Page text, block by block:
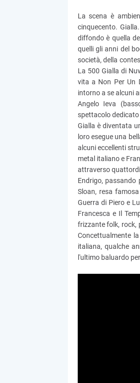
La scena è
cinquecento.
diffondo è quella
quelli gli anni del
società, della
La 500 Gialla di
vita a Non Per Un
intorno a se alcuni
Angelo Ieva
spettacolo
Gialla è diventata
loro esegue una
alcuni eccellenti
metal italiano e
attraverso
Endrigo, passando
Sloan, resa
Guerra di Piero e
Francesca e Il
frizzante folk, rock,
Concettualmente
italiana, qualche
l'ultimo baluardo